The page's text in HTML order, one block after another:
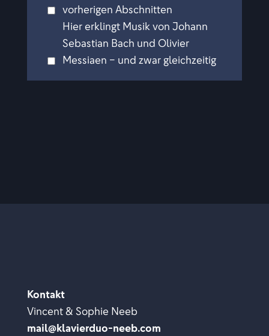
vorherigen Abschnitten
Hier erklingt Musik von Johann
Sebastian Bach und Olivier
Messiaen – und zwar gleichzeitig
Kontakt
Vincent & Sophie Neeb
mail@klavierduo-neeb.com